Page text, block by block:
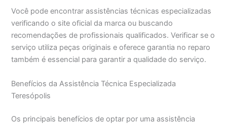
Você pode encontrar assistências técnicas especializadas
verificando o site oficial da marca ou buscando
recomendações de profissionais qualificados. Verificar se o
serviço utiliza peças originais e oferece garantia no reparo
também é essencial para garantir a qualidade do serviço.
Benefícios da Assistência Técnica Especializada
Teresópolis
Os principais benefícios de optar por uma assistência